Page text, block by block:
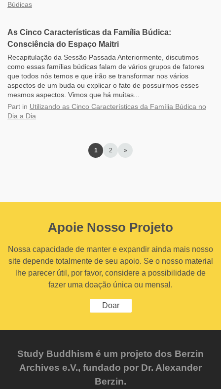
Búdicas
As Cinco Características da Família Búdica:
Consciência do Espaço Maitri
Recapitulação da Sessão Passada Anteriormente, discutimos
como essas famílias búdicas falam de vários grupos de fatores
que todos nós temos e que irão se transformar nos vários
aspectos de um buda ou explicar o fato de possuirmos esses
mesmos aspectos. Vimos que há muitas...
Part in Utilizando as Cinco Características da Família Búdica no
Dia a Dia
1 2 »
Apoie Nosso Projeto
Nossa capacidade de manter e expandir ainda mais nosso
site depende totalmente de seu apoio. Se o nosso material
lhe parecer útil, por favor, considere a possibilidade de
fazer uma doação única ou mensal.
Doar
Study Buddhism é um projeto dos Berzin
Archives e.V., fundado por Dr. Alexander
Berzin.